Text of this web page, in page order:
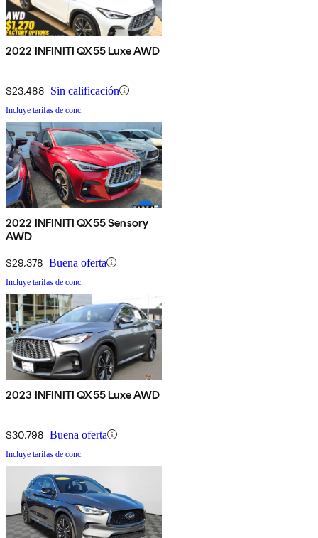
2022 INFINITI QX55 Luxe AWD
$23,488 Sin calificación
Incluye tarifas de conc.
2022 INFINITI QX55 Sensory
AWD
$29,378 Buena oferta
Incluye tarifas de conc.
2023 INFINITI QX55 Luxe AWD
$30,798 Buena oferta
Incluye tarifas de conc.